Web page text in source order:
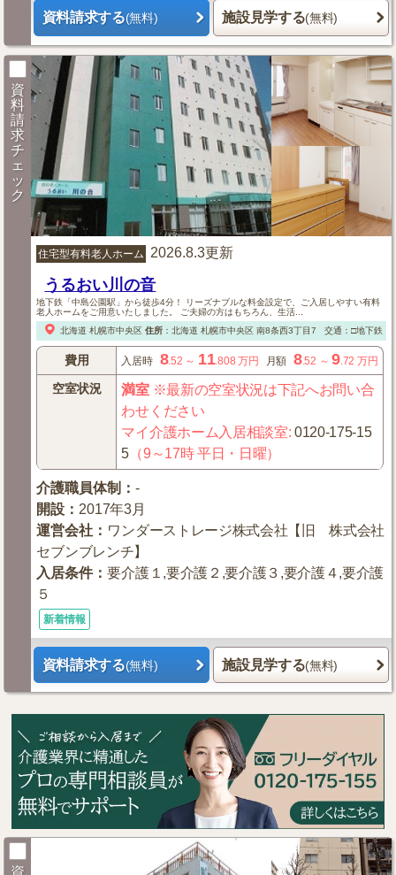
資料請求する(無料) 施設見学する(無料)
資
料
請
求
チ
ェ
ッ
ク
住宅型有料老人ホーム 2026.8.3更新
うるおい川の音
地下鉄「中島公園駅」から徒歩4分！ リーズナブルな料金設定で、ご入居しやすい有料
老人ホームをご用意いたしました。 ご夫婦の方はもちろん、生活...
北海道 札幌市中央区 住所： 北海道 札幌市中央区南8条西3丁目7 交通：□地下鉄「
費用 入居時 8.52 ～ 11.808 万円 月額 8.52 ～9.72 万円
空室状況 満室※最新の空室状況は下記へお問い合
わせください
マイ介護ホーム入居相談室:0120-175-15
5 （9～17時 平日・日曜）
介護職員体制 ：-
開設 ： 2017年3月
運営会社 ： ワンダーストレージ株式会社【旧 株式会社
セブンブレンチ】
入居条件：要介護１,要介護２,要介護３,要介護４,要介護
５
新着情報
資料請求する(無料) 施設見学する(無料)